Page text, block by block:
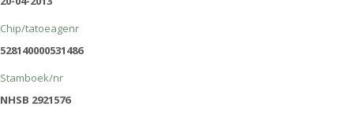
Chip/tatoeagenr
528140000531486
Stamboek/nr
NHSB 2921576